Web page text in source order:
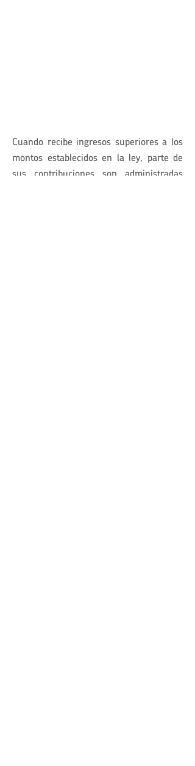
Cuando recibe ingresos superiores a los
montos establecidos en la ley, parte de
sus contribuciones son administradas